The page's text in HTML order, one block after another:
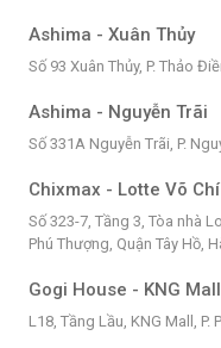
Ashima - Xuân Thủy
Số 93 Xuân Thủy, P. Thảo
Ashima - Nguyễn Trãi
Số 331A Nguyễn Trãi, P.
Chixmax - Lotte Võ
Số 323-7, Tầng 3, Tòa nhà
Phú Thượng, Quận Tây Hồ,
Gogi House - KNG
L18, Tầng Lầu, KNG Mall, P.